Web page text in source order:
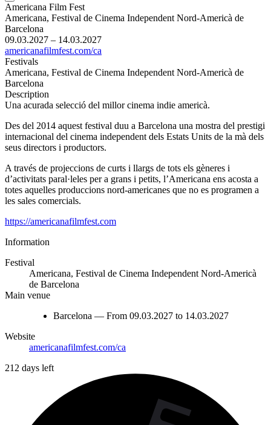
Americana Film Fest
Americana, Festival de Cinema Independent Nord-Americà de
Barcelona
09.03.2027 – 14.03.2027
americanafilmfest.com/ca
Festivals
Americana, Festival de Cinema Independent Nord-Americà de
Barcelona
Description
Una acurada selecció del millor cinema indie americà.
Des del 2014 aquest festival duu a Barcelona una mostra del prestigi
internacional del cinema independent dels Estats Units de la mà dels
seus directors i productors.
A través de projeccions de curts i llargs de tots els gèneres i
d’activitats paral·leles per a grans i petits, l’Americana ens acosta a
totes aquelles produccions nord-americanes que no es programen a
les sales comercials.
https://americanafilmfest.com
Information
Festival
Americana, Festival de Cinema Independent Nord-Americà
de Barcelona
Main venue
Barcelona — From 09.03.2027 to 14.03.2027
Website
americanafilmfest.com/ca
212 days left